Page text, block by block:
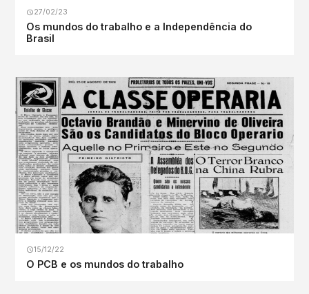
27/02/23
Os mundos do trabalho e a Independência do
Brasil
15/12/22
O PCB e os mundos do trabalho